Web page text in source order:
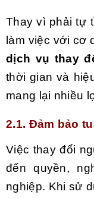
Thay vì phải tự
làm việc với cơ
dịch vụ thay
thời gian và
mang lại nhiều
2.1. Đảm bảo
Việc thay đổi
đến quyền,
nghiệp. Khi sử